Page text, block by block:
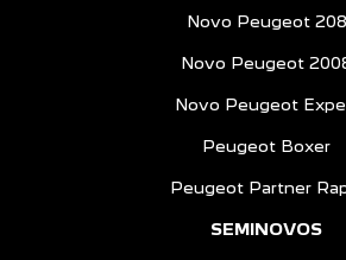
Novo Peugeot 208
Novo Peugeot
Novo Peugeot
Peugeot Boxer
Peugeot Partner
SEMINOVOS